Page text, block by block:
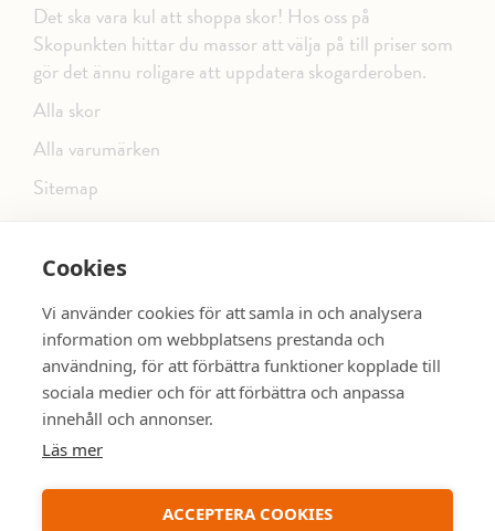
Cookies
Vi använder cookies för att samla in och analysera
information om webbplatsens prestanda och
användning, för att förbättra funktioner kopplade till
sociala medier och för att förbättra och anpassa
innehåll och annonser.
Läs mer
ACCEPTERA COOKIES
Det ska vara kul att shoppa skor! Hos oss på
Skopunkten hittar du massor att välja på till priser som
gör det ännu roligare att uppdatera skogarderoben.
Alla skor
Alla varumärken
Sitemap
FÖLJ OSS PÅ SOCIALA MEDIER
SE MER SKOR: dinsko.se